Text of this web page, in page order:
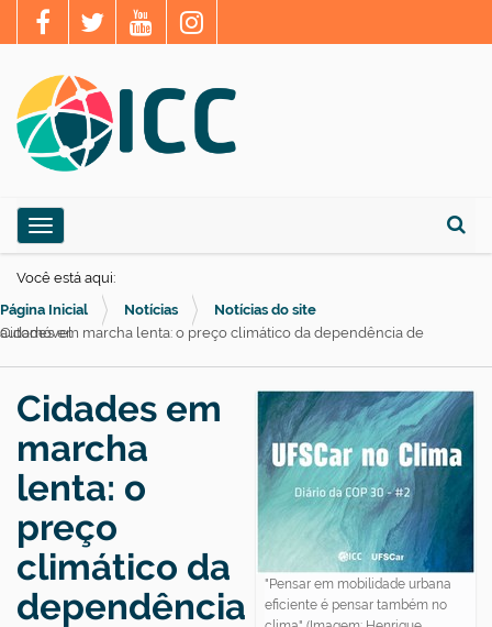
Busca
e
g
a
Toggle navigation
Você está aqui:
Página Inicial
Notícias
Notícias do site
Cidades em marcha lenta: o preço climático da dependência de automóvel
"Pensar em mobilidade urbana
eficiente é pensar também no
Cidades em
marcha
lenta: o
preço
climático da
dependência